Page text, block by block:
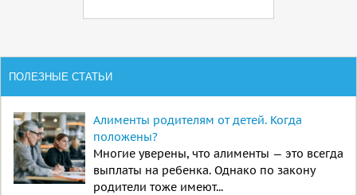
ПОЛЕЗНЫЕ СТАТЬИ
Алименты родителям от детей. Когда
положены?
Многие уверены, что алименты — это всегда
выплаты на ребенка. Однако по закону
родители тоже имеют...